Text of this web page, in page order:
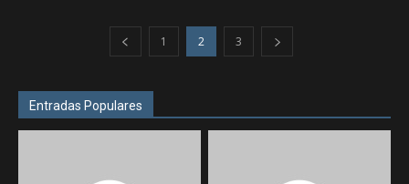
1 2 3
Entradas Populares